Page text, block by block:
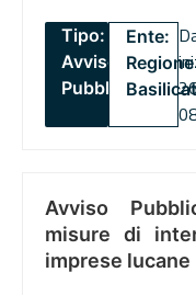
Tipo:
Avviso
Pubblico
Ente:
Regione
Avviso
misure di
imprese lucane